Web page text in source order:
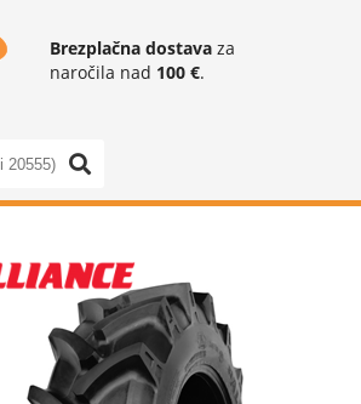
Brezplačna dostava za
naročila nad 100 €.